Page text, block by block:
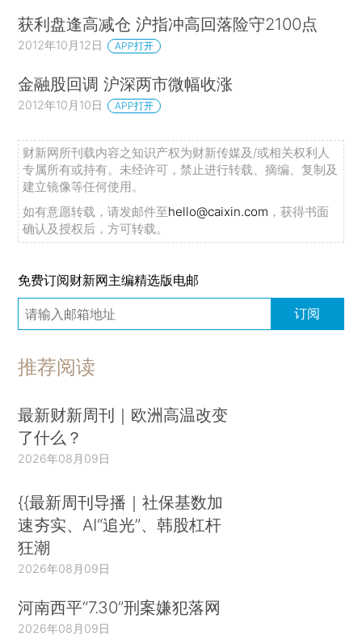
获利盘逢高减仓 沪指冲高回落险守2100点
2012年10月12日 APP打开
金融股回调 沪深两市微幅收涨
2012年10月10日 APP打开
财新网所刊载内容之知识产权为财新传媒及/或相关权利人
专属所有或持有。未经许可，禁止进行转载、摘编、复制及
建立镜像等任何使用。
如有意愿转载，请发邮件至hello@caixin.com ，获得书面
确认及授权后，方可转载。
免费订阅财新网主编精选版电邮
订阅
推荐阅读
最新财新周刊｜欧洲高温改变
了什么？
2026年08月09日
{{最新周刊导播｜社保基数加
速夯实、AI“追光”、韩股杠杆
狂潮
2026年08月09日
河南西平“7.30”刑案嫌犯落网
2026年08月09日